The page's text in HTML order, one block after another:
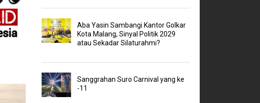
Aba Yasin Sambangi Kantor Golkar
Kota Malang, Sinyal Politik 2029
atau Sekadar Silaturahmi?
Sanggrahan Suro Carnival yang ke
-11